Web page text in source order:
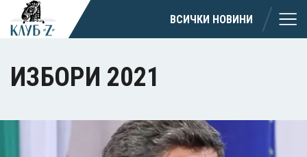
ВСИЧКИ НОВИНИ
ИЗБОРИ 2021